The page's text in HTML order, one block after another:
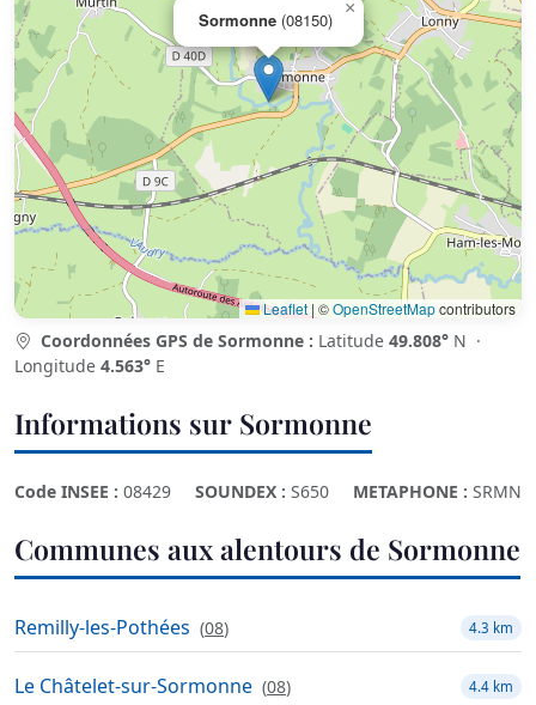
Sormonne (08150)
×
Leaflet | ©OpenStreetMapcontributors
Coordonnées GPS de Sormonne : Latitude 49.808° N ·
Longitude 4.563° E
Informations sur Sormonne
Code INSEE : 08429 SOUNDEX : S650 METAPHONE : SRMN
Communes aux alentours de Sormonne
Remilly-les-Pothées (08) 4.3 km
Le Châtelet-sur-Sormonne (08) 4.4 km